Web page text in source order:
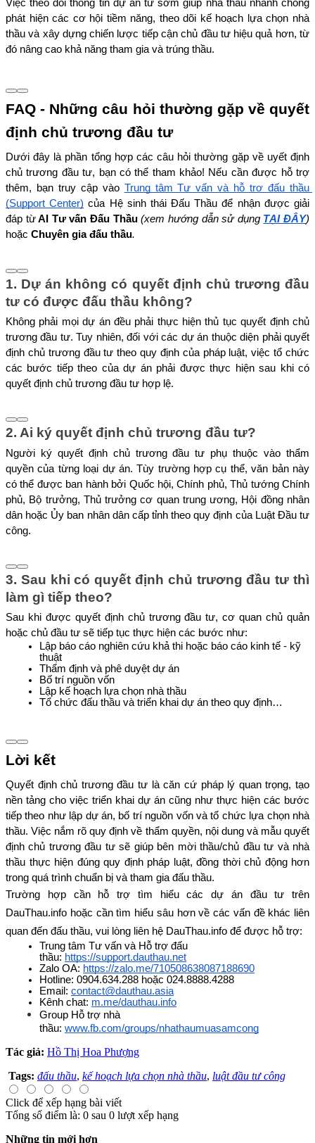
Việc theo dõi thông tin dự án từ sớm giúp nhà thầu nhanh chóng
phát hiện các cơ hội tiềm năng, theo dõi kế hoạch lựa chọn nhà
thầu và xây dựng chiến lược tiếp cận chủ đầu tư hiệu quả hơn, từ
đó nâng cao khả năng tham gia và trúng thầu.
FAQ - Những câu hỏi thường gặp về quyết
định chủ trương đầu tư
Dưới đây là phần tổng hợp các câu hỏi thường gặp về uyết định
chủ trương đầu tư, bạn có thể tham khảo! Nếu cần được hỗ trợ
thêm, bạn truy cập vào Trung tâm Tư vấn và hỗ trợ đấu thầu
(Support Center) của Hệ sinh thái Đấu Thầu để nhận được giải
đáp từ AI Tư vấn Đấu Thầu (xem hướng dẫn sử dụng TẠI ĐÂY)
hoặc Chuyên gia đấu thầu.
1. Dự án không có quyết định chủ trương đầu
tư có được đấu thầu không?
Không phải mọi dự án đều phải thực hiện thủ tục quyết định chủ
trương đầu tư. Tuy nhiên, đối với các dự án thuộc diện phải quyết
định chủ trương đầu tư theo quy định của pháp luật, việc tổ chức
các bước tiếp theo của dự án phải được thực hiện sau khi có
quyết định chủ trương đầu tư hợp lệ.
2. Ai ký quyết định chủ trương đầu tư?
Người ký quyết định chủ trương đầu tư phụ thuộc vào thẩm
quyền của từng loại dự án. Tùy trường hợp cụ thể, văn bản này
có thể được ban hành bởi Quốc hội, Chính phủ, Thủ tướng Chính
phủ, Bộ trưởng, Thủ trưởng cơ quan trung ương, Hội đồng nhân
dân hoặc Ủy ban nhân dân cấp tỉnh theo quy định của Luật Đầu tư
công.
3. Sau khi có quyết định chủ trương đầu tư thì
làm gì tiếp theo?
Sau khi được quyết định chủ trương đầu tư, cơ quan chủ quản
hoặc chủ đầu tư sẽ tiếp tục thực hiện các bước như:
Lập báo cáo nghiên cứu khả thi hoặc báo cáo kinh tế - kỹ
thuật
Thẩm định và phê duyệt dự án
Bố trí nguồn vốn
Lập kế hoạch lựa chọn nhà thầu
Tổ chức đấu thầu và triển khai dự án theo quy định…
Lời kết
Quyết định chủ trương đầu tư là căn cứ pháp lý quan trọng, tạo
nền tảng cho việc triển khai dự án cũng như thực hiện các bước
tiếp theo như lập dự án, bố trí nguồn vốn và tổ chức lựa chọn nhà
thầu. Việc nắm rõ quy định về thẩm quyền, nội dung và mẫu quyết
định chủ trương đầu tư sẽ giúp bên mời thầu/chủ đầu tư và nhà
thầu thực hiện đúng quy định pháp luật, đồng thời chủ động hơn
trong quá trình chuẩn bị và tham gia đấu thầu.
Trường hợp cần hỗ trợ tìm hiểu các dự án đầu tư trên
DauThau.info hoặc cần tìm hiểu sâu hơn về các vấn đề khác liên
quan đến đấu thầu, vui lòng liên hệ DauThau.info để được hỗ trợ:
Trung tâm Tư vấn và Hỗ trợ đấu
thầu: https://support.dauthau.net
Zalo OA: https://zalo.me/710508638087188690
Hotline: 0904.634.288 hoặc 024.8888.4288
Email: contact@dauthau.asia
Kênh chat: m.me/dauthau.info
Group Hỗ trợ nhà
thầu: www.fb.com/groups/nhathaumuasamcong
Tác giả: Hồ Thị Hoa Phượng
Tags: đấu thầu, kế hoạch lựa chọn nhà thầu, luật đầu tư công
Click để xếp hạng bài viết
Tổng số điểm là: 0 sau 0 lượt xếp hạng
Những tin mới hơn